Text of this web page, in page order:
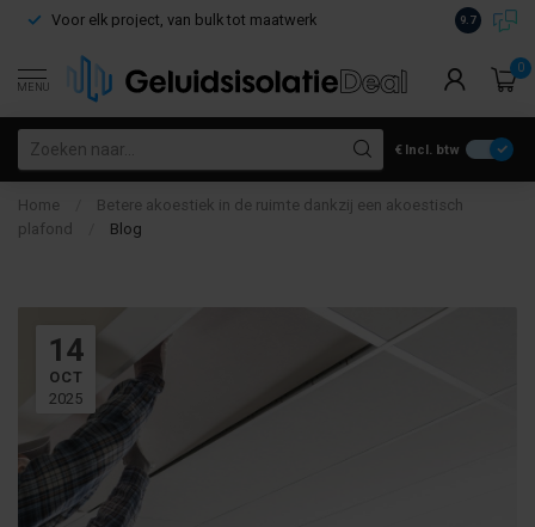
Voor elk project, van bulk tot maatwerk Gratis
9.7
MENU
0
€ Incl. btw
Home
Betere akoestiek in de ruimte dankzij een akoestisch
plafond
Blog
14
OCT
2025